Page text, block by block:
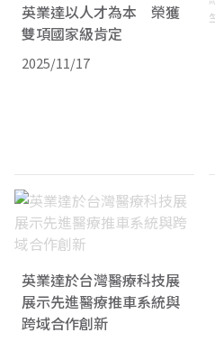
英業達以人才為本 榮獲
雙項國家級肯定
2025/11/17
英業達於台灣醫療科技展
展示先進醫療推車系統與
跨域合作創新